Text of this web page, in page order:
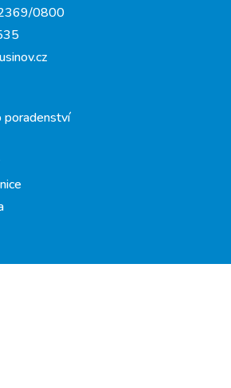
0800
poradenství